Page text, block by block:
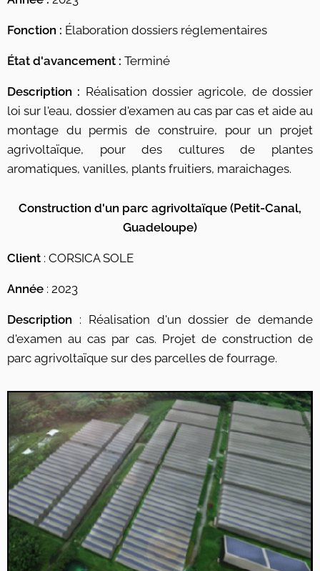
Fonction : Élaboration dossiers réglementaires
État d'avancement : Terminé
Description : Réalisation dossier agricole, de dossier
loi sur l'eau, dossier d'examen au cas par cas et aide au
montage du permis de construire, pour un projet
agrivoltaïque, pour des cultures de plantes
aromatiques, vanilles, plants fruitiers, maraichages.
Construction d'un parc agrivoltaïque (Petit-Canal,
Guadeloupe)
Client : CORSICA SOLE
Année : 2023
Description : Réalisation d'un dossier de demande
d'examen au cas par cas. Projet de construction de
parc agrivoltaïque sur des parcelles de fourrage.